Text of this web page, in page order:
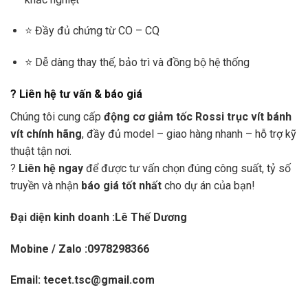
⭐ Đầy đủ chứng từ CO – CQ
⭐ Dễ dàng thay thế, bảo trì và đồng bộ hệ thống
? Liên hệ tư vấn & báo giá
Chúng tôi cung cấp động cơ giảm tốc Rossi trục vít bánh
vít chính hãng, đầy đủ model – giao hàng nhanh – hỗ trợ kỹ
thuật tận nơi.
? Liên hệ ngay để được tư vấn chọn đúng công suất, tỷ số
truyền và nhận báo giá tốt nhất cho dự án của bạn!
Đại diện kinh doanh :Lê Thế Dương
Mobine / Zalo :0978298366
Email: tecet.tsc@gmail.com